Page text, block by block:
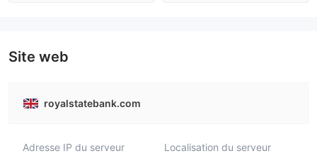
Site web
royalstatebank.com
Adresse IP du serveur
Localisation du serveur